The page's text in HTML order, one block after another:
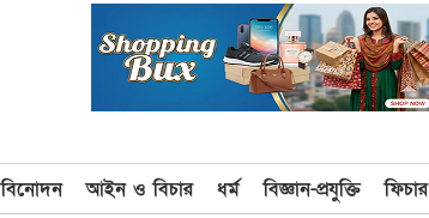
বিনোদন আইন ও বিচার ধর্ম বিজ্ঞান-প্রযুক্তি ফিচার